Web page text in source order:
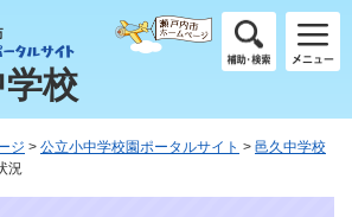
校
ジ > 公立小中学校園ポータルサイト > 邑久中学校
況